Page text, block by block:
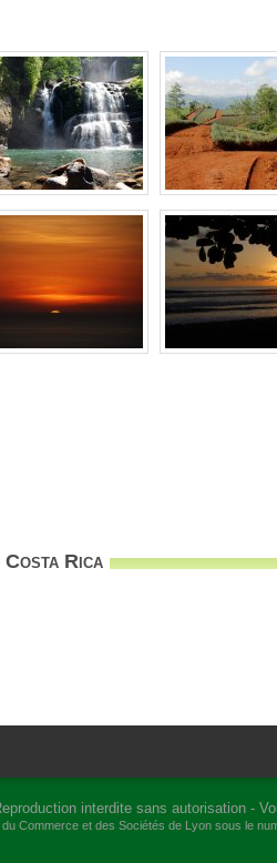
Rica
interdite sans autorisation -
du Commerce et des Sociétés de Lyon sous le